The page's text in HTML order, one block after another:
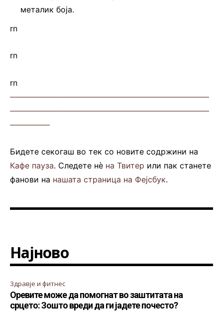
металик боја.
rn
rn
rn
—————————————————————————
—————————————————————————
—————
Бидете секогаш во тек со новите содржини на
Кафе пауза. Следете нè на Твитер или пак станете
фанови на нашата страница на Фејсбук.
Најново
Здравје и фитнес
Оревите може да помогнат во заштитата на
срцето: Зошто вреди да ги јадете почесто?